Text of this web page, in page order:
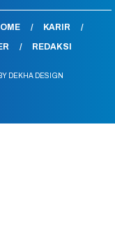
KARIR
REDAKSI
DEKHA DESIGN